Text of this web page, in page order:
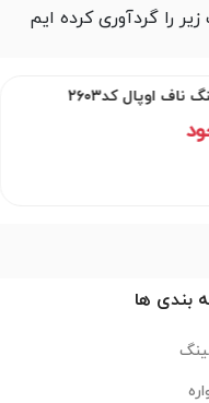
را گردآوری کرده ایم
ناف اوپال کد۲۶۰۳
بندی ها